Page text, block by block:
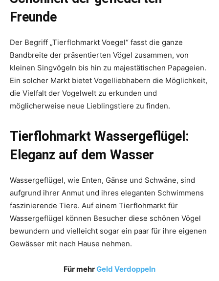
Freunde
Der Begriff „Tierflohmarkt Voegel“ fasst die ganze
Bandbreite der präsentierten Vögel zusammen, von
kleinen Singvögeln bis hin zu majestätischen Papageien.
Ein solcher Markt bietet Vogelliebhabern die Möglichkeit,
die Vielfalt der Vogelwelt zu erkunden und
möglicherweise neue Lieblingstiere zu finden.
Tierflohmarkt Wassergeflügel:
Eleganz auf dem Wasser
Wassergeflügel, wie Enten, Gänse und Schwäne, sind
aufgrund ihrer Anmut und ihres eleganten Schwimmens
faszinierende Tiere. Auf einem Tierflohmarkt für
Wassergeflügel können Besucher diese schönen Vögel
bewundern und vielleicht sogar ein paar für ihre eigenen
Gewässer mit nach Hause nehmen.
Für mehrGeld Verdoppeln